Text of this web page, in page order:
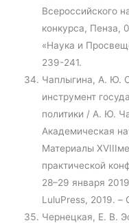
Всероссийского
конкурса, Пенза,
«Наука и
239-241.
Чаплыгина, А. Ю.
инструмент
политики / А. Ю.
Академическая
Материалы
практической
28–29 января
LuluPress, 2019. –
Чернецкая, Е. В.